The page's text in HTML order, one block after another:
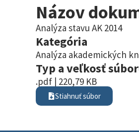
Názov
Analýza stavu AK 2014
Kategória
Analýza akademických
Typ a veľkosť
.pdf | 220,79 KB
Stiahnuť súbor